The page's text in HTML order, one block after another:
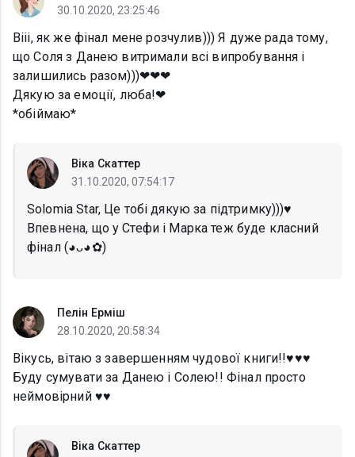
30.10.2020, 23:25:46
Вііі, як же фінал мене розчулив))) Я дуже рада тому,
що Соля з Данею витримали всі випробування і
залишились разом)))❤❤❤
Дякую за емоції, люба!❤
*обіймаю*
Віка Скаттер
31.10.2020, 07:54:17
Solomia Star, Це тобі дякую за підтримку)))♥️
Впевнена, що у Стефи і Марка теж буде класний
фінал (◕ᴗ◕✿)
Пелін Ерміш
28.10.2020, 20:58:34
Вікусь, вітаю з завершенням чудової книги!!♥️♥️♥️
Буду сумувати за Данею і Солею!! Фінал просто
неймовірний ♥️♥️
Віка Скаттер